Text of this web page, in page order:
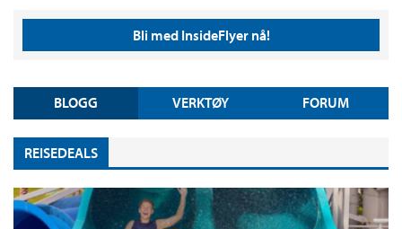
Bli med InsideFlyer nå!
BLOGG VERKTØY FORUM
REISEDEALS